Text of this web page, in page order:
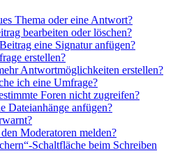
Thema oder eine Antwort?
bearbeiten oder löschen?
eine Signatur anfügen?
erstellen?
Antwortmöglichkeiten erstellen?
ich eine Umfrage?
Foren nicht zugreifen?
Dateianhänge anfügen?
Moderatoren melden?
Schaltfläche beim Schreiben